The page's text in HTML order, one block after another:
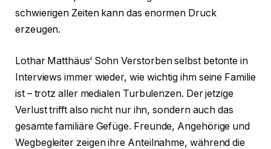
schwierigen Zeiten kann das enormen Druck
erzeugen.
Lothar Matthäus‘ Sohn Verstorben selbst betonte in
Interviews immer wieder, wie wichtig ihm seine Familie
ist – trotz aller medialen Turbulenzen. Der jetzige
Verlust trifft also nicht nur ihn, sondern auch das
gesamte familiäre Gefüge. Freunde, Angehörige und
Wegbegleiter zeigen ihre Anteilnahme, während die